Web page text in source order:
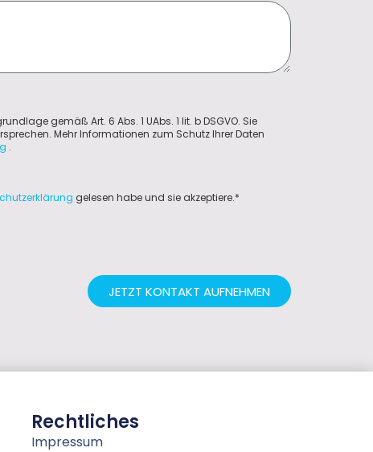
gemäß Art. 6 Abs. 1 UAbs. 1 lit. b DSGVO. Sie
Mehr Informationen zum Schutz Ihrer Daten
.
gelesen habe und sie akzeptiere.*
JETZT KONTAKT AUFNEHMEN
Rechtliches
Impressum